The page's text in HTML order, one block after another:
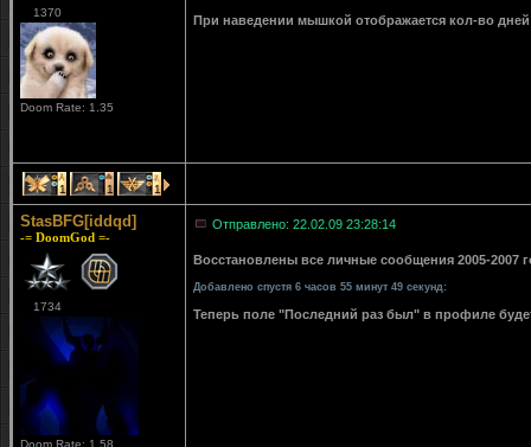
1370
Doom Rate: 1.35
При наведении мышкой отображается кол-во
1 1 1
StasBFG[iddqd]
-= DoomGod =-
1734
Doom Rate: 1.58
Отправлено: 22.02.09 23:28:14
Восстановлены все личные сообщения 2005-2007
Добавлено спустя 6 часов 55 минут 49 секунд:
Теперь поле "Последний раз был" в профиле